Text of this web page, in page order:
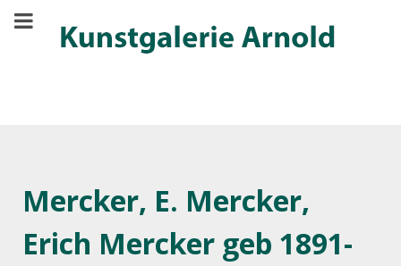
Mercker, E. Mercker,
Erich Mercker geb 1891-